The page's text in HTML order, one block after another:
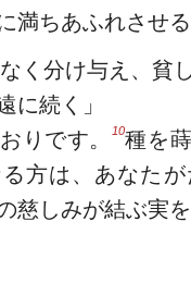
満ちあふれさせ
なく分け与え、貧
に続く」
りです。
10種を
方は、あなた
慈しみが結ぶ実